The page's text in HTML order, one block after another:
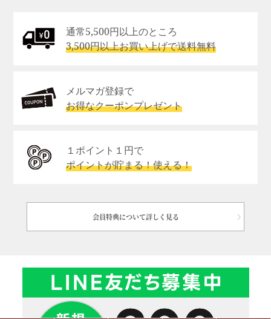
通常5,500円以上のところ
3,500円以上お買い上げで送料無料
メルマガ登録で
お得なクーポンプレゼント
１ポイント１円で
ポイントが貯まる！使える！
会員特典について詳しく見る